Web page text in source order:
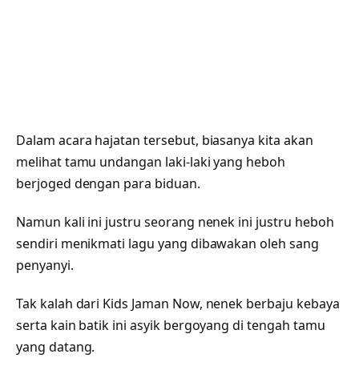
Dalam acara hajatan tersebut, biasanya kita akan
melihat tamu undangan laki-laki yang heboh
berjoged dengan para biduan.
Namun kali ini justru seorang nenek ini justru heboh
sendiri menikmati lagu yang dibawakan oleh sang
penyanyi.
Tak kalah dari Kids Jaman Now, nenek berbaju kebaya
serta kain batik ini asyik bergoyang di tengah tamu
yang datang.